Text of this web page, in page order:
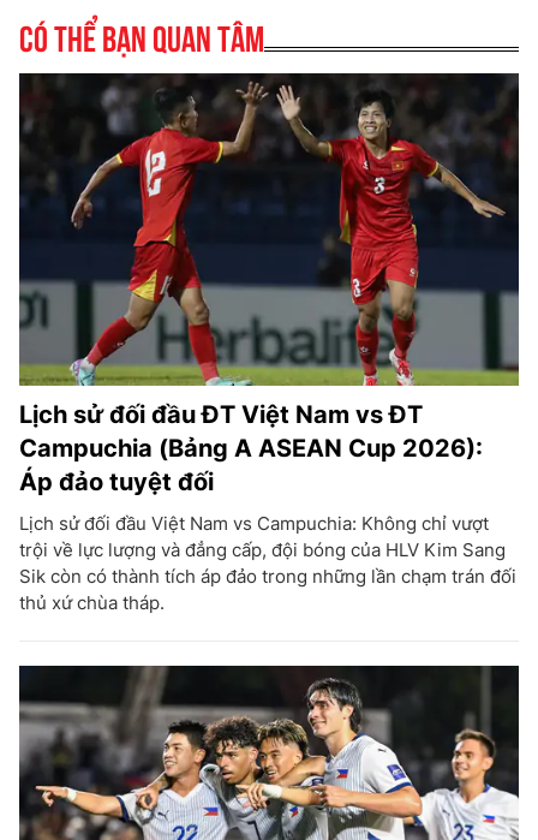
Có thể bạn quan tâm
Lịch sử đối đầu ĐT Việt Nam vs ĐT
Campuchia (Bảng A ASEAN Cup 2026):
Áp đảo tuyệt đối
Lịch sử đối đầu Việt Nam vs Campuchia: Không chỉ vượt
trội về lực lượng và đẳng cấp, đội bóng của HLV Kim Sang
Sik còn có thành tích áp đảo trong những lần chạm trán đối
thủ xứ chùa tháp.